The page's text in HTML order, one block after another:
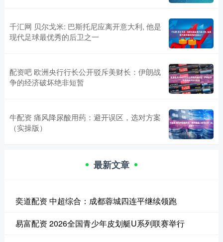
千汇网 贝尔戈米: 巴斯托尼应离开意大利, 他是
现代足球最优秀的后卫之一
配资吧 欧洲央行行长公开驳斥美财长：伊朗战
争的经济破坏绝非短暂
牛配资 痛风降尿酸用药：避开误区，选对方案
（实操版）
最新文章
奕道配资 中超综合：成都蓉城四连平继续领跑
易富配资 2026全国青少年皮划艇U系列联赛举行